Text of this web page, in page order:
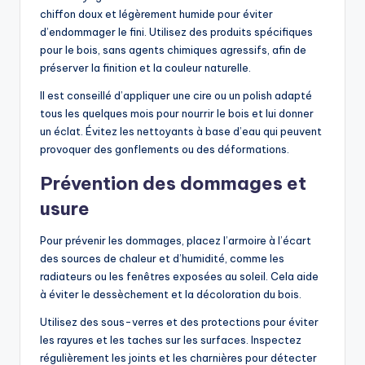
chiffon doux et légèrement humide pour éviter
d’endommager le fini. Utilisez des produits spécifiques
pour le bois, sans agents chimiques agressifs, afin de
préserver la finition et la couleur naturelle.
Il est conseillé d’appliquer une cire ou un polish adapté
tous les quelques mois pour nourrir le bois et lui donner
un éclat. Évitez les nettoyants à base d’eau qui peuvent
provoquer des gonflements ou des déformations.
Prévention des dommages et
usure
Pour prévenir les dommages, placez l’armoire à l’écart
des sources de chaleur et d’humidité, comme les
radiateurs ou les fenêtres exposées au soleil. Cela aide
à éviter le dessèchement et la décoloration du bois.
Utilisez des sous-verres et des protections pour éviter
les rayures et les taches sur les surfaces. Inspectez
régulièrement les joints et les charnières pour détecter